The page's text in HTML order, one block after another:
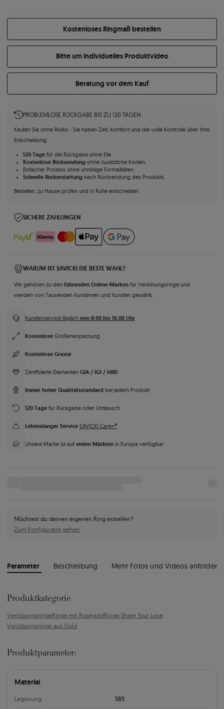
Kostenloses Ringmaß bestellen
Bitte um individuelles Produktvideo
Beratung vor dem Kauf
PROBLEMLOSE RÜCKGABE BIS ZU 120 TAGEN
Kaufen Sie ohne Risiko - Sie haben Zeit, Komfort und die volle Kontrolle über Ihre
Entscheidung.
120 Tagefür die Rückgabe ohne Eile.
Kostenlose Rücksendungohne zusätzliche Kosten.
Einfacher Prozess ohne unnötige Formalitäten.
Schnelle Rückerstattungnach Rücksendung des Produkts.
Bestellen, zu Hause prüfen und in Ruhe entscheiden.
SICHERE ZAHLUNGEN
WARUM IST SAVICKI DIE BESTE WAHL?
Wir gehören zu den führenden Online-Marken für Verlobungsringe und
werden von Tausenden Kundinnen und Kunden gewählt.
Kundenservice täglich von 8:00 bis 16:00 Uhr
Kostenlose Größenanpassung
Kostenlose Gravur
Zertifizierte Diamanten GIA / IGI / HRD
Immer hoher Qualitätsstandard bei jedem Produkt
120 Tage für Rückgabe oder Umtausch
Lebenslanger Service SAVICKI Care+®
Unsere Marke ist auf vielen Märkten in Europa verfügbar
Möchtest du deinen eigenen Ring erstellen?
Zum Konfigurator gehen
Parameter Beschreibung Mehr Fotos und Videos anfordern
Produktkategorie
VerlobungsringeRinge mit RoségoldRinge Share Your Love
Verlobungsringe aus Gold
Produktparameter:
Material
Legierung 585